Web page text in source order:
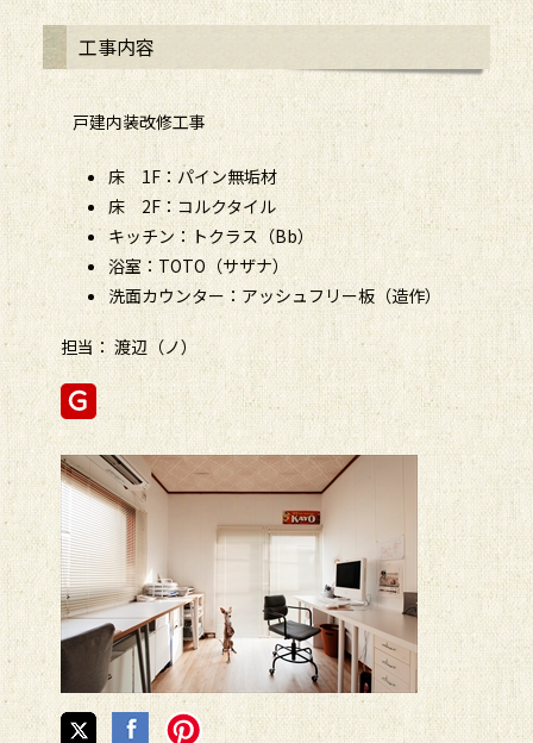
工事内容
戸建内装改修工事
床 1F：パイン無垢材
床 2F：コルクタイル
キッチン：トクラス（Bb）
浴室：TOTO（サザナ）
洗面カウンター：アッシュフリー板（造作）
担当： 渡辺（ノ）